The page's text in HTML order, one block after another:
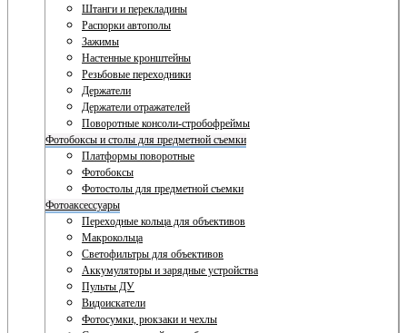
Штанги и перекладины
Распорки автополы
Зажимы
Настенные кронштейны
Резьбовые переходники
Держатели
Держатели отражателей
Поворотные консоли-стробофреймы
Фотобоксы и столы для предметной съемки
Платформы поворотные
Фотобоксы
Фотостолы для предметной съемки
Фотоаксессуары
Переходные кольца для объективов
Макрокольца
Светофильтры для объективов
Аккумуляторы и зарядные устройства
Пульты ДУ
Видоискатели
Фотосумки, рюкзаки и чехлы